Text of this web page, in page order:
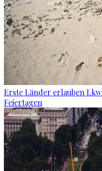
Erste Länder erlauben
Feiertagen